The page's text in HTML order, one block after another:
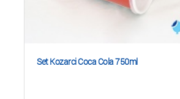
Set Kozarci Coca Cola 750ml